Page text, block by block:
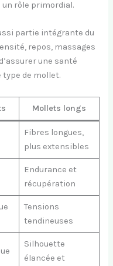
rôle primordial.
partie intégrante du
repos, massages
une santé
type de mollet.
Mollets longs
Fibres longues,
plus extensibles
Endurance et
récupération
Tensions
tendineuses
Silhouette
élancée et